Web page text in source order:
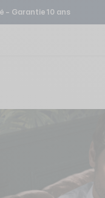
– Garantie 10 ans